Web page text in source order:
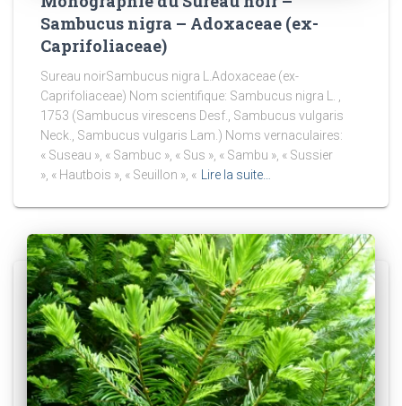
Sambucus nigra – Adoxaceae (ex-
Caprifoliaceae)
Sureau noirSambucus nigra L.Adoxaceae (ex-
Caprifoliaceae) Nom scientifique: Sambucus nigra L. ,
1753 (Sambucus virescens Desf., Sambucus vulgaris
Neck., Sambucus vulgaris Lam.) Noms vernaculaires:
« Suseau », « Sambuc », « Sus », « Sambu », « Sussier
», « Hautbois », « Seuillon », «
Lire la suite…